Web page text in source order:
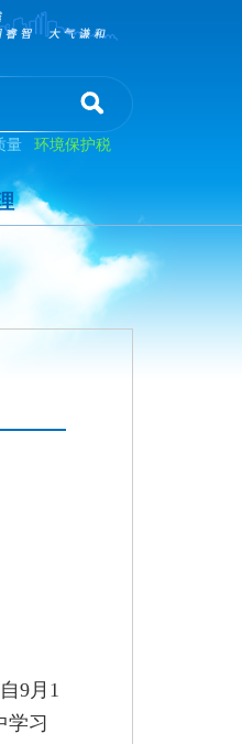
量 环境保护税
9月1
学习